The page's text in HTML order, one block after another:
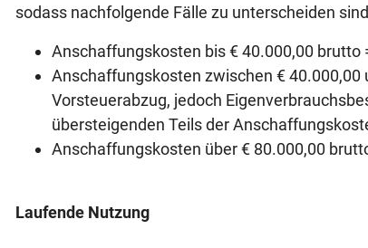
sodass nachfolgende Fälle zu unterscheiden
Anschaffungskosten bis € 40.000,00 brutto
Anschaffungskosten zwischen € 40.000,00
Vorsteuerabzug, jedoch
übersteigenden Teils der
Anschaffungskosten über € 80.000,00
Laufende Nutzung